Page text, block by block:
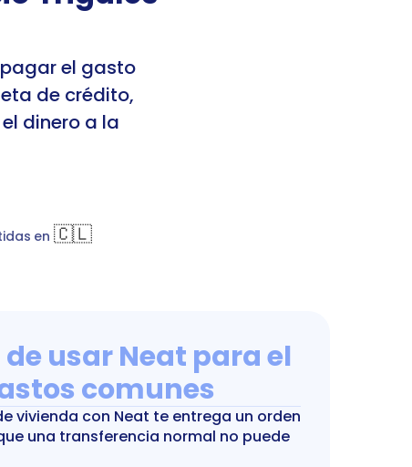
el gasto
de crédito,
dinero a la
Trigales 7435
en 🇨🇱
usar Neat para el
comunes
vivienda con Neat te entrega un orden
una transferencia normal no puede